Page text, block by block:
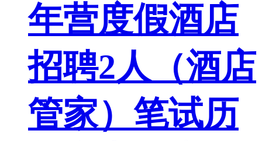
年营度假酒店
招聘2人（酒店
管家）笔试历